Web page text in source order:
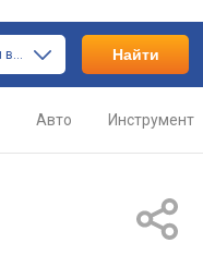
только увлажнители воздуха Найти
Авто Инструмент